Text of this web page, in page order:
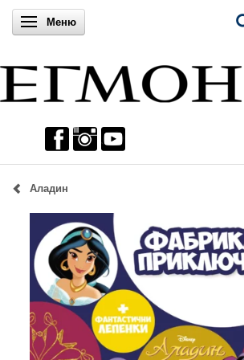
Включи навигацията
Меню
Аладин